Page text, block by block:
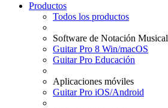
Productos
Todos los productos
Software de Notación Musical
Guitar Pro 8 Win/macOS
Guitar Pro Educación
Aplicaciones móviles
Guitar Pro iOS/Android